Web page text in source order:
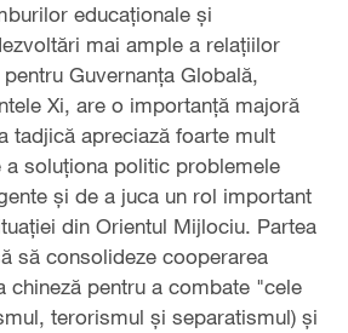
educaționale și
mai ample a relațiilor
Guvernanța Globală,
Xi, are o importanță majoră
tadjică apreciază foarte mult
a soluționa politic problemele
și de a juca un rol important
din Orientul Mijlociu. Partea
să consolideze cooperarea
chineză pentru a combate "cele
terorismul și separatismul) și